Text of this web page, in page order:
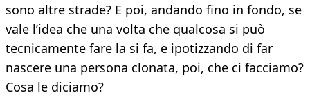
sono altre strade? E poi, andando fino in fondo, se
vale l’idea che una volta che qualcosa si può
tecnicamente fare la si fa, e ipotizzando di far
nascere una persona clonata, poi, che ci facciamo?
Cosa le diciamo?